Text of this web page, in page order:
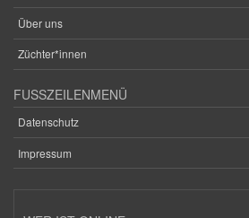
Über uns
Züchter*innen
FUSSZEILENMENÜ
Datenschutz
Impressum